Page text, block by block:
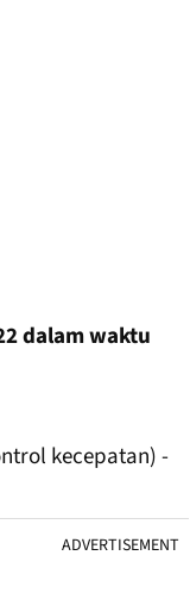
dalam waktu
kecepatan) -
ADVERTISEMENT